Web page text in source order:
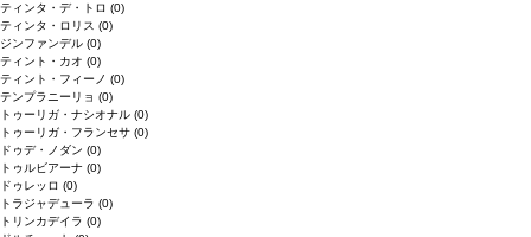
ティンタ・デ・トロ (0)
ティンタ・ロリス (0)
ジンファンデル (0)
ティント・カオ (0)
ティント・フィーノ (0)
テンプラニーリョ (0)
トゥーリガ・ナシオナル (0)
トゥーリガ・フランセサ (0)
ドゥデ・ノダン (0)
トゥルビアーナ (0)
ドゥレッロ (0)
トラジャデューラ (0)
トリンカデイラ (0)